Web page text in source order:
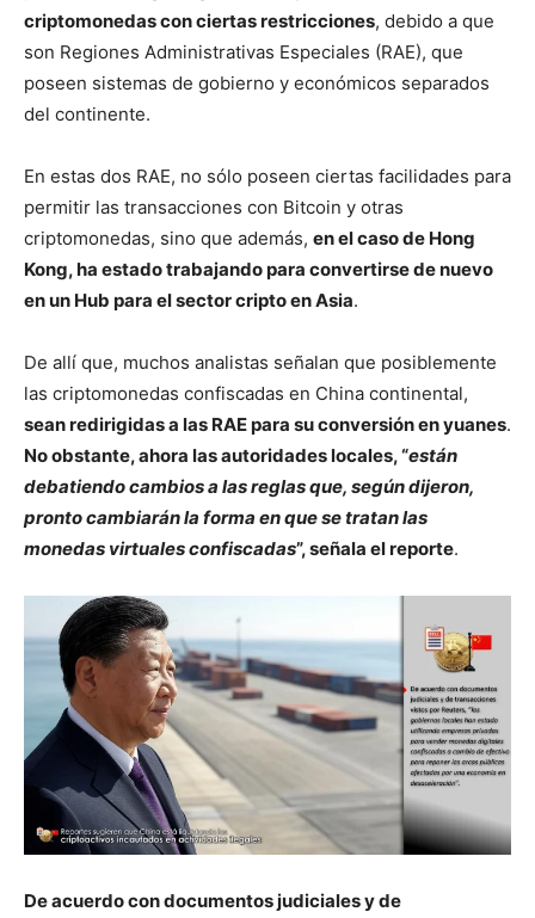
criptomonedas con ciertas restricciones, debido a que
son Regiones Administrativas Especiales (RAE), que
poseen sistemas de gobierno y económicos separados
del continente.
En estas dos RAE, no sólo poseen ciertas facilidades para
permitir las transacciones con Bitcoin y otras
criptomonedas, sino que además, en el caso de Hong
Kong, ha estado trabajando para convertirse de nuevo
en un Hub para el sector cripto en Asia.
De allí que, muchos analistas señalan que posiblemente
las criptomonedas confiscadas en China continental,
sean redirigidas a las RAE para su conversión en yuanes.
No obstante, ahora las autoridades locales, “están
debatiendo cambios a las reglas que, según dijeron,
pronto cambiarán la forma en que se tratan las
monedas virtuales confiscadas”, señala el reporte.
De acuerdo con documentos judiciales y de